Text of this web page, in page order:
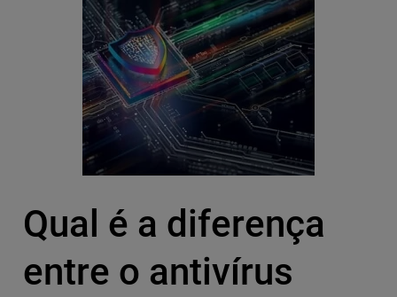
Qual é a diferença
entre o antivírus